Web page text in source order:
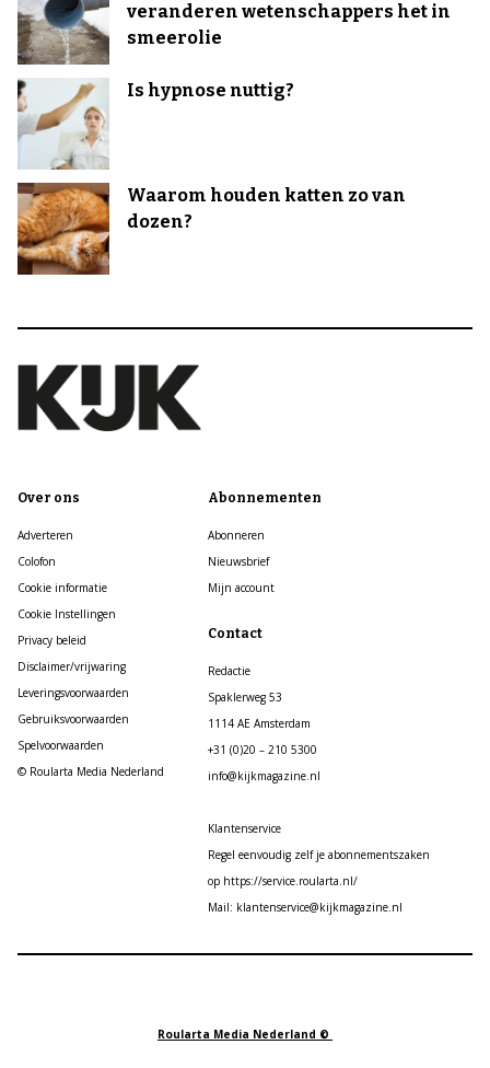
veranderen wetenschappers het in
smeerolie
Is hypnose nuttig?
Waarom houden katten zo van
dozen?
Over ons
Adverteren
Colofon
Cookie informatie
Cookie Instellingen
Privacy beleid
Disclaimer/vrijwaring
Leveringsvoorwaarden
Gebruiksvoorwaarden
Spelvoorwaarden
© Roularta Media Nederland
Abonnementen
Abonneren
Nieuwsbrief
Mijn account
Contact
Redactie
Spaklerweg 53
1114 AE Amsterdam
+31 (0)20 – 210 5300
info@kijkmagazine.nl
Klantenservice
Regel eenvoudig zelf je abonnementszaken
op https://service.roularta.nl/
Mail: klantenservice@kijkmagazine.nl
Roularta Media Nederland ©